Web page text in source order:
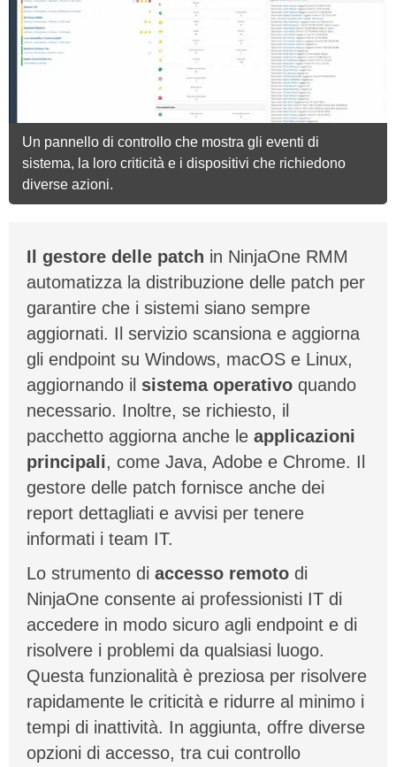
Un pannello di controllo che mostra gli eventi di
sistema, la loro criticità e i dispositivi che richiedono
diverse azioni.
Il gestore delle patch in NinjaOne RMM
automatizza la distribuzione delle patch per
garantire che i sistemi siano sempre
aggiornati. Il servizio scansiona e aggiorna
gli endpoint su Windows, macOS e Linux,
aggiornando il sistema operativo quando
necessario. Inoltre, se richiesto, il
pacchetto aggiorna anche le applicazioni
principali, come Java, Adobe e Chrome. Il
gestore delle patch fornisce anche dei
report dettagliati e avvisi per tenere
informati i team IT.
Lo strumento di accesso remoto di
NinjaOne consente ai professionisti IT di
accedere in modo sicuro agli endpoint e di
risolvere i problemi da qualsiasi luogo.
Questa funzionalità è preziosa per risolvere
rapidamente le criticità e ridurre al minimo i
tempi di inattività. In aggiunta, offre diverse
opzioni di accesso, tra cui controllo